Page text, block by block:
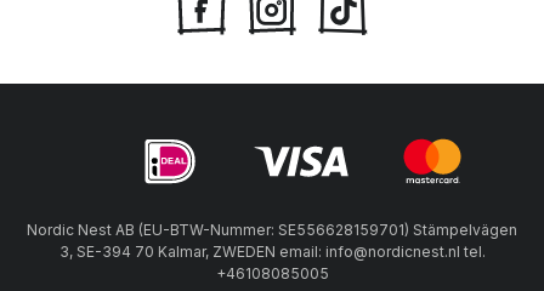
Nordic Nest AB (EU-BTW-Nummer: SE556628159701) Stämpelvägen
3, SE-394 70 Kalmar, ZWEDEN email: info@nordicnest.nl tel.
+46108085005